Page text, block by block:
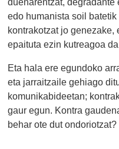
edo humanista soil
kontrakotzat jo genezake,
epaituta ezin kutreagoa
Eta hala ere egundoko
eta jarraitzaile gehiago
komunikabideetan;
gaur egun. Kontra
behar ote dut ondoriotzat?